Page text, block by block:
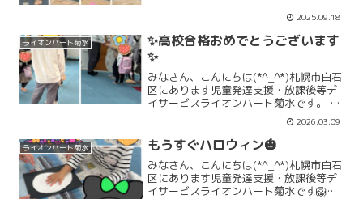
した💦秋を楽しもうと、おいもほりをし
ましたよ🍠職員が、可愛いお芋や仲間た
ちを作ってくれま...
2025.09.18
ライオンハート菊水
✨高校合格おめでとうございます
✨
みなさん、こんにちは(*^_^*)札幌市白石
区にあります児童発達支援・放課後等デ
イサービスライオンハート菊水です。 み
なさん、こんにちは(*^_^*) 札幌市白石
区にあります児童発達支援・放課後等デ
イサービス ライオンハート菊水です。 中
学...
2026.03.09
ライオンハート菊水 もうすぐハロウィン🎃
みなさん、こんにちは(*^_^*)札幌市白石
区にあります児童発達支援・放課後等デ
イサービスライオンハート菊水です🦁も